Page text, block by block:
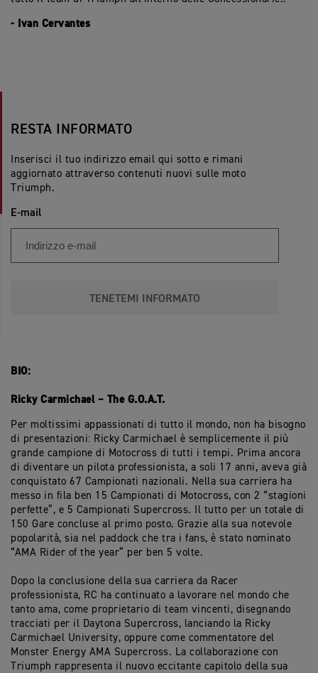
- Ivan Cervantes
RESTA INFORMATO
Inserisci il tuo indirizzo email qui sotto e rimani
aggiornato attraverso contenuti nuovi sulle moto
Triumph.
E-mail
TENETEMI INFORMATO
BIO:
Ricky Carmichael – The G.O.A.T.
Per moltissimi appassionati di tutto il mondo, non ha bisogno
di presentazioni: Ricky Carmichael è semplicemente il più
grande campione di Motocross di tutti i tempi. Prima ancora
di diventare un pilota professionista, a soli 17 anni, aveva già
conquistato 67 Campionati nazionali. Nella sua carriera ha
messo in fila ben 15 Campionati di Motocross, con 2 “stagioni
perfette”, e 5 Campionati Supercross. Il tutto per un totale di
150 Gare concluse al primo posto. Grazie alla sua notevole
popolarità, sia nel paddock che tra i fans, è stato nominato
“AMA Rider of the year” per ben 5 volte.
Dopo la conclusione della sua carriera da Racer
professionista, RC ha continuato a lavorare nel mondo che
tanto ama, come proprietario di team vincenti, disegnando
tracciati per il Daytona Supercross, lanciando la Ricky
Carmichael University, oppure come commentatore del
Monster Energy AMA Supercross. La collaborazione con
Triumph rappresenta il nuovo eccitante capitolo della sua